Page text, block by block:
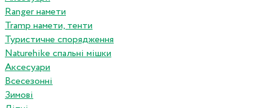
Ranger намети
Tramp намети, тенти
Туристичне спорядження
Naturehike спальні мішки
Аксесуари
Всесезонні
Зимові